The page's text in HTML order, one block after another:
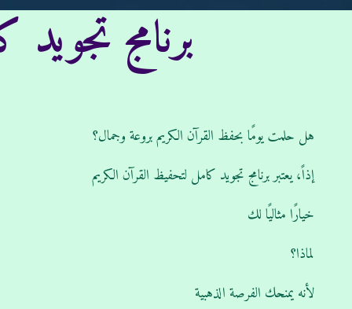
برنامج
‫‪هل حلمت يومًا بحفظ القرآن الكريم بروعة وجمال؟
‫‪إذاً، يعتبر برنامج تجويد كامل لتحفيظ القرآن الكريم‬‬
‫‪خيارًا مثاليًا لك‬‬
‫‪لماذا؟
لأنه يمنحك الفرصة الذهبية‬‬